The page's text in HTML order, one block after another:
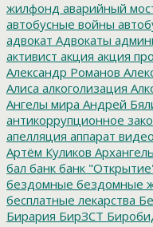
жилфонд аварийный
автобусные войны
адвокат Адвокаты
активист акция акция
Александр Романов
Алиса алкоголизация
Ангелы мира Андрей
антикоррупционное
апелляция аппарат
Артём Куликов
бал банк банк
бездомные бездомные
бесплатные лекарства
Бирария БирЗСТ